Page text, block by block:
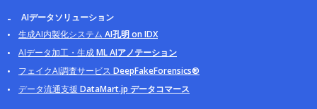
AIデータソリューション
生成AI内製化システム AI孔明 on IDX
AIデータ加工・生成ML AIアノテーション
フェイクAI調査サービス DeepFakeForensics®
データ流通支援 DataMart.jp データコマース